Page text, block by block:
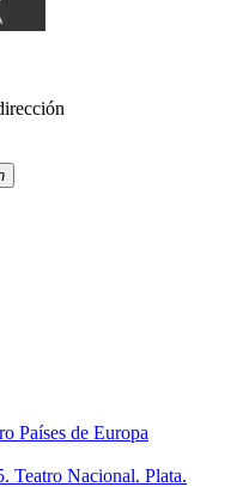
Países de Europa
Teatro Nacional. Plata.